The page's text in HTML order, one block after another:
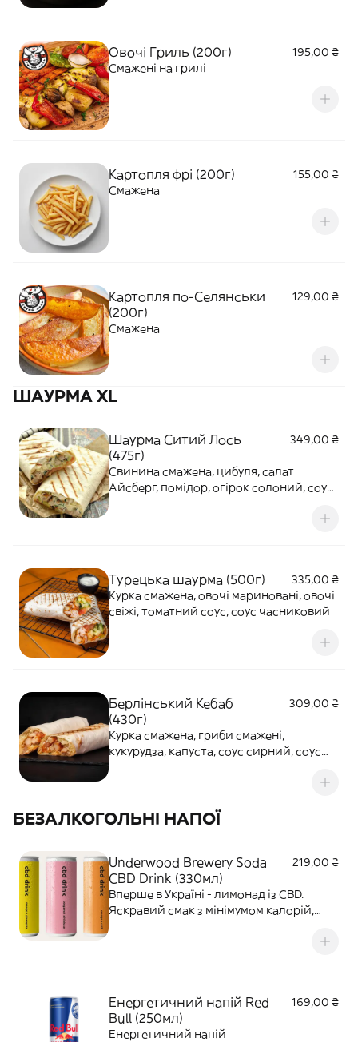
Овочі Гриль (200г)
195,00 ₴
Смажені на грилі
Картопля фрі (200г)
155,00 ₴
Смажена
Картопля по-Селянськи
(200г)
129,00 ₴
Смажена
ШАУРМА XL
Шаурма Ситий Лось
(475г)
349,00 ₴
Свинина смажена, цибуля, салат
Айсберг, помідор, огірок солоний, соус
Турецька шаурма (500г)
335,00 ₴
Курка смажена, овочі мариновані, овочі
свіжі, томатний соус, соус часниковий
Берлінський Кебаб
(430г)
309,00 ₴
Курка смажена, гриби смажені,
кукурудза, капуста, соус сирний, соус
БЕЗАЛКОГОЛЬНІ НАПОЇ
Underwood Brewery Soda
CBD Drink (330мл)
219,00 ₴
Вперше в Україні - лимонад із CBD.
Яскравий смак з мінімумом калорій,
Енергетичний напій Red
Bull (250мл)
169,00 ₴
Енергетичний напій